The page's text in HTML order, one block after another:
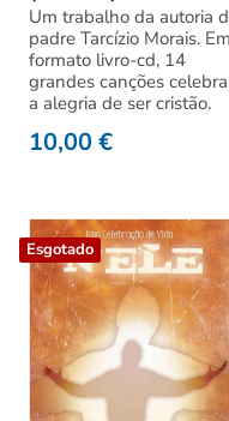
Um trabalho da autoria
padre Tarcízio Morais. Em
formato livro-cd, 14
grandes canções
a alegria de ser cristão.
10,00€
Esgotado